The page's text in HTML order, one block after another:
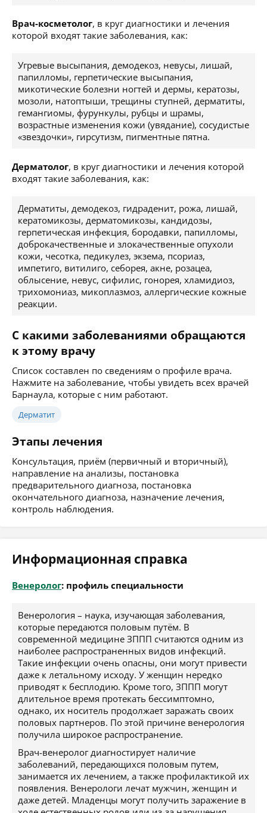
Врач-косметолог, в круг диагностики и лечения
которой входят такие заболевания, как:
Угревые высыпания, демодекоз, невусы, лишай,
папилломы, герпетические высыпания,
микотические болезни ногтей и дермы, кератозы,
мозоли, натоптыши, трещины ступней, дерматиты,
гемангиомы, фурункулы, рубцы и шрамы,
возрастные изменения кожи (увядание), сосудистые
«звездочки», гирсутизм, пигментные пятна.
Дерматолог, в круг диагностики и лечения которой
входят такие заболевания, как:
Дерматиты, демодекоз, гидраденит, рожа, лишай,
кератомикозы, дерматомикозы, кандидозы,
герпетическая инфекция, бородавки, папилломы,
доброкачественные и злокачественные опухоли
кожи, чесотка, педикулез, экзема, псориаз,
импетиго, витилиго, себорея, акне, розацеа,
облысение, невус, сифилис, гонорея, хламидиоз,
трихомониаз, микоплазмоз, аллергические кожные
реакции.
С какими заболеваниями обращаются
к этому врачу
Список составлен по сведениям о профиле врача.
Нажмите на заболевание, чтобы увидеть всех врачей
Барнаула, которые с ним работают.
Дерматит
Этапы лечения
Консультация, приём (первичный и вторичный),
направление на анализы, постановка
предварительного диагноза, постановка
окончательного диагноза, назначение лечения,
контроль наблюдения.
Информационная справка
Венеролог: профиль специальности
Венерология – наука, изучающая заболевания,
которые передаются половым путём. В
современной медицине ЗППП считаются одним из
наиболее распространенных видов инфекций.
Такие инфекции очень опасны, они могут привести
даже к летальному исходу. У женщин нередко
приводят к бесплодию. Кроме того, ЗППП могут
длительное время протекать бессимптомно,
однако, их носитель продолжает заражать своих
половых партнеров. По этой причине венерология
получила широкое распространение.
Врач-венеролог диагностирует наличие
заболеваний, передающихся половым путем,
занимается их лечением, а также профилактикой их
появления. Венерологи лечат мужчин, женщин и
даже детей. Младенцы могут получить заражение в